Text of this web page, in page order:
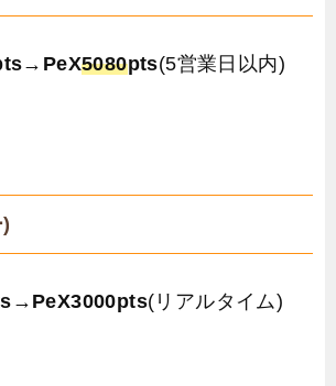
→ PeX5080pts(5営業日以内)
→ PeX3000pts(リアルタイム)